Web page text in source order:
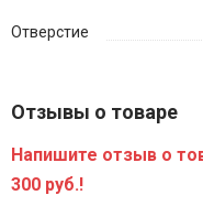
Отверстие
Отзывы о товаре
Напишите отзыв о
300 руб.!